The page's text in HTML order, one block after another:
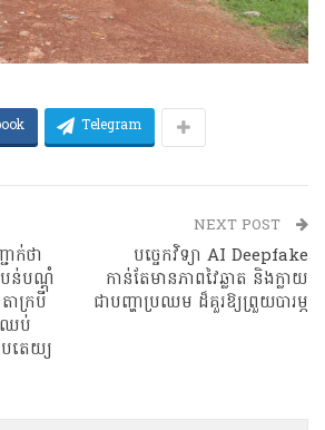
Telegram
ាក់ថា
ន់បណ្តុំ
ាក្របី
ឈប់
បតេយ្យ
NEXT POST
បច្ចេកវិទ្យា AI Deepfake
កាន់តែមានភាពវៃឆ្លាត និងក្លាយ
ជាបញ្ហាប្រឈម ដ៏គួរឱ្យព្រួយបារម្ភ